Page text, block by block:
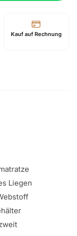
Kauf auf Rechnung
Liegen